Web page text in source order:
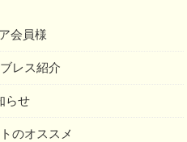
会員様
レス紹介
らせ
のオススメ